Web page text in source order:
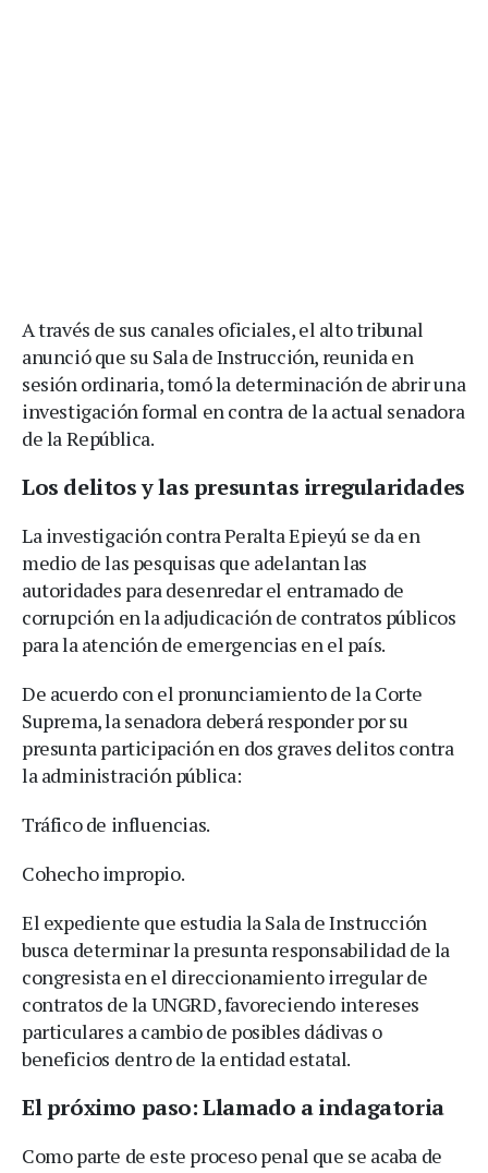
A través de sus canales oficiales, el alto tribunal
anunció que su Sala de Instrucción, reunida en
sesión ordinaria, tomó la determinación de abrir una
investigación formal en contra de la actual senadora
de la República.
Los delitos y las presuntas irregularidades
La investigación contra Peralta Epieyú se da en
medio de las pesquisas que adelantan las
autoridades para desenredar el entramado de
corrupción en la adjudicación de contratos públicos
para la atención de emergencias en el país.
De acuerdo con el pronunciamiento de la Corte
Suprema, la senadora deberá responder por su
presunta participación en dos graves delitos contra
la administración pública:
Tráfico de influencias.
Cohecho impropio.
El expediente que estudia la Sala de Instrucción
busca determinar la presunta responsabilidad de la
congresista en el direccionamiento irregular de
contratos de la UNGRD, favoreciendo intereses
particulares a cambio de posibles dádivas o
beneficios dentro de la entidad estatal.
El próximo paso: Llamado a indagatoria
Como parte de este proceso penal que se acaba de